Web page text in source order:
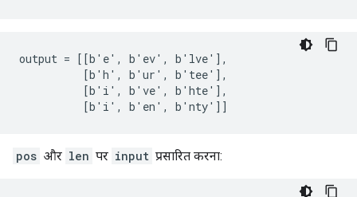
output = [[b'e', b'ev', b'lve'],
          [b'h', b'ur', b'tee'],
          [b'i', b've', b'hte'],
          [b'i', b'en', b'nty']]
pos और len पर input प्रसारित करना: